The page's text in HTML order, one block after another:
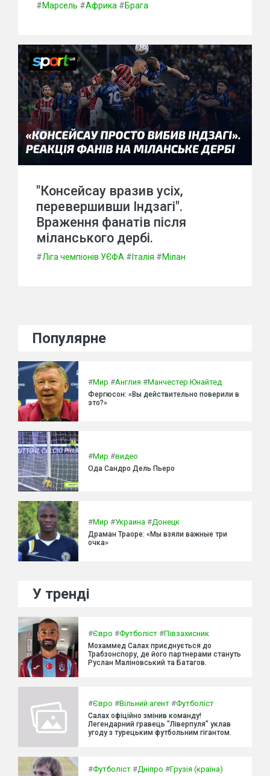
#Марсель #Африка #Брага
"Консейсау вразив усіх,
перевершивши Індзагі".
Враження фанатів після
міланського дербі.
#Ліга чемпіонів УЄФА # Італія #Мілан
Популярне
#Мир #Англия #Манчестер Юнайтед
Фергюсон: «Вы действительно поверили в
это?»
#Мир #видео
Ода Сандро Дель Пьеро
#Мир #Украина #Донецк
Драман Траоре: «Мы взяли важные три
очка»
У тренді
#Євро #Футболіст #Півзахисник
Мохаммед Салах приєднується до
Трабзонспору, де його партнерами стануть
Руслан Маліновський та Батагов.
#Євро #Вільний агент #Футболіст
Салах офіційно змінив команду!
Легендарний гравець "Ліверпуля" уклав
угоду з турецьким футбольним гігантом.
#Футболіст #Дніпро #Грузія (країна)